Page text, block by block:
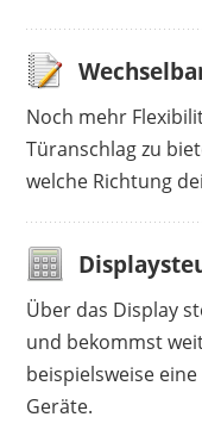
Noch mehr
Türanschlag zu
welche Richtung
Über das Display
und bekommst
beispielsweise
Geräte.